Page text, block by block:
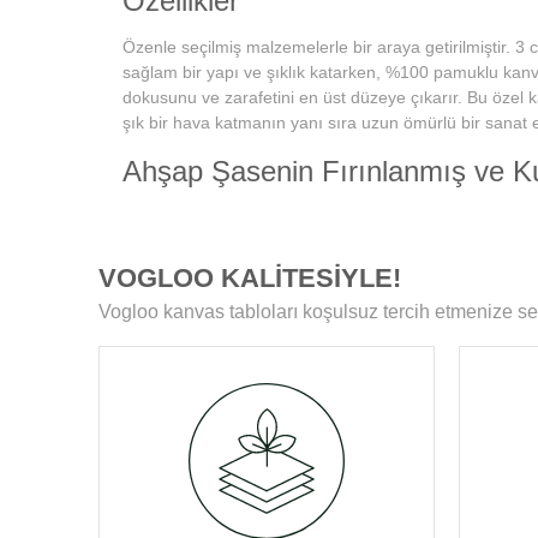
Özenle seçilmiş malzemelerle bir araya getirilmiştir. 3
sağlam bir yapı ve şıklık katarken, %100 pamuklu
dokusunu ve zarafetini en üst düzeye çıkarır. Bu özel
şık bir hava katmanın yanı sıra uzun ömürlü bir sanat
Ahşap Şasenin Fırınlanmış ve
boyunca ilk günkü formunu korur.
Yüksek Çözünürlüklü
ömür boyu solmama garantisi sunar. Ayrıca, baskı
koruyucu ile tablolar, canlılıklarını her zaman korur ve
Kenar Baskısıyla Tablolarımızın
Resmin dokusu ve renklerinin zarif bir şekilde devam
Bu detay, tablolarımızı ek çerçeve ihtiyacı olmadan
VOGLOO KALİTESİYLE!
Vogloo kanvas tabloları koşulsuz tercih etmenize